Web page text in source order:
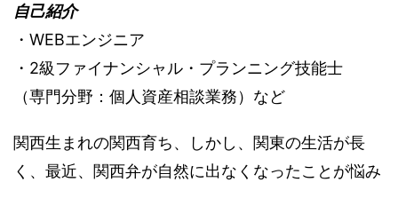
自己紹介
・WEBエンジニア
・2級ファイナンシャル・プランニング技能士
（専門分野：個人資産相談業務）など
関西生まれの関西育ち、しかし、関東の生活が長
く、最近、関西弁が自然に出なくなったことが悩み